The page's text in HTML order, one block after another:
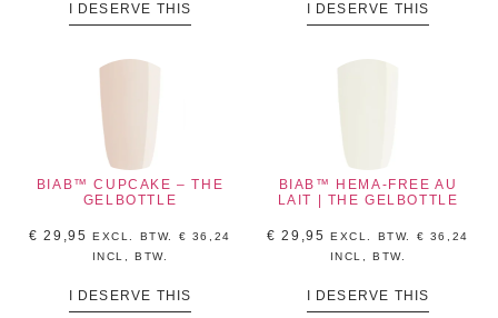
I DESERVE THIS I DESERVE THIS
BIAB™ CUPCAKE – THE
GELBOTTLE
€ 29,95 EXCL. BTW. € 36,24
INCL, BTW.
I DESERVE THIS
BIAB™ HEMA-FREE AU
LAIT | THE GELBOTTLE
€ 29,95 EXCL. BTW. € 36,24
INCL, BTW.
I DESERVE THIS